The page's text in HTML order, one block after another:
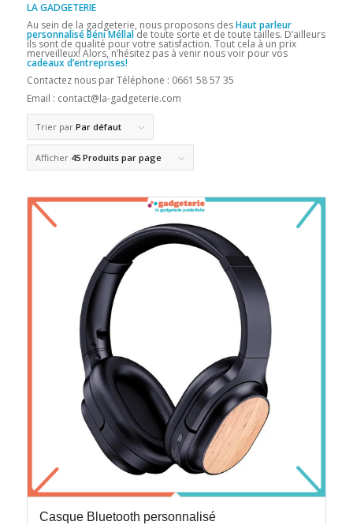
LA GADGETERIE
Au sein de la gadgeterie, nous proposons desHaut parleur
personnalisé Béni Méllalde toute sorte et de toute tailles. D’ailleurs
ils sont de qualité pour votre satisfaction. Tout cela à un prix
merveilleux! Alors, n’hésitez pas à venir nous voir pour vos
cadeaux d’entreprises!
Contactez nous par Téléphone : 0661 58 57 35
Email : contact@la-gadgeterie.com
Trier par Par défaut
Afficher 45 Produits par page
Casque Bluetooth personnalisé